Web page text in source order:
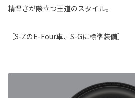
精悍さが際立つ王道のスタイル。
［S-ZのE-Four車、S-Gに標準装備］